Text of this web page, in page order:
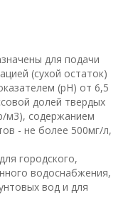
для подачи
(сухой остаток)
(рН) от 6,5
долей твердых
м3), содержанием
- не более 500мг/л,
городского,
водоснабжения,
вод и для